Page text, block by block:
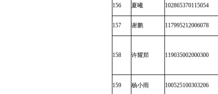
156 夏曦 102865370115054
157 谢鹏 117995212006078
158 许耀郑 119035002000300
159 杨小雨 100525100303206